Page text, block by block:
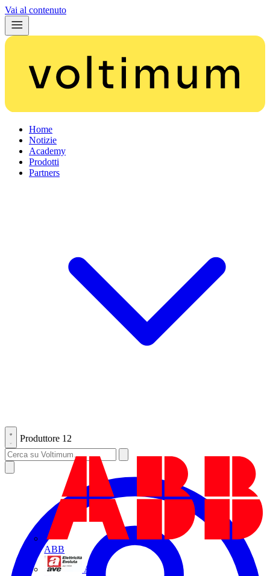
Vai al contenuto
Home
Notizie
Academy
Prodotti
Partners
Produttore 12
ABB
AVE